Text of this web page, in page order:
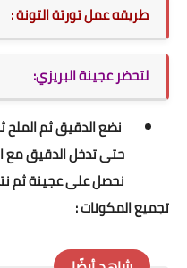
طريقه عمل تورتة التونة :
لتحضر عجينة البريزي:
نضع الدقيق ثم
حتى تدخل الدقيق مع
نحصل على عجينة ثم
تجميع المكونات :